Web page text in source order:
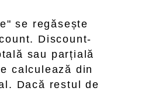
se regăsește
Discount-
sau parțială
calculează din
Dacă restul de